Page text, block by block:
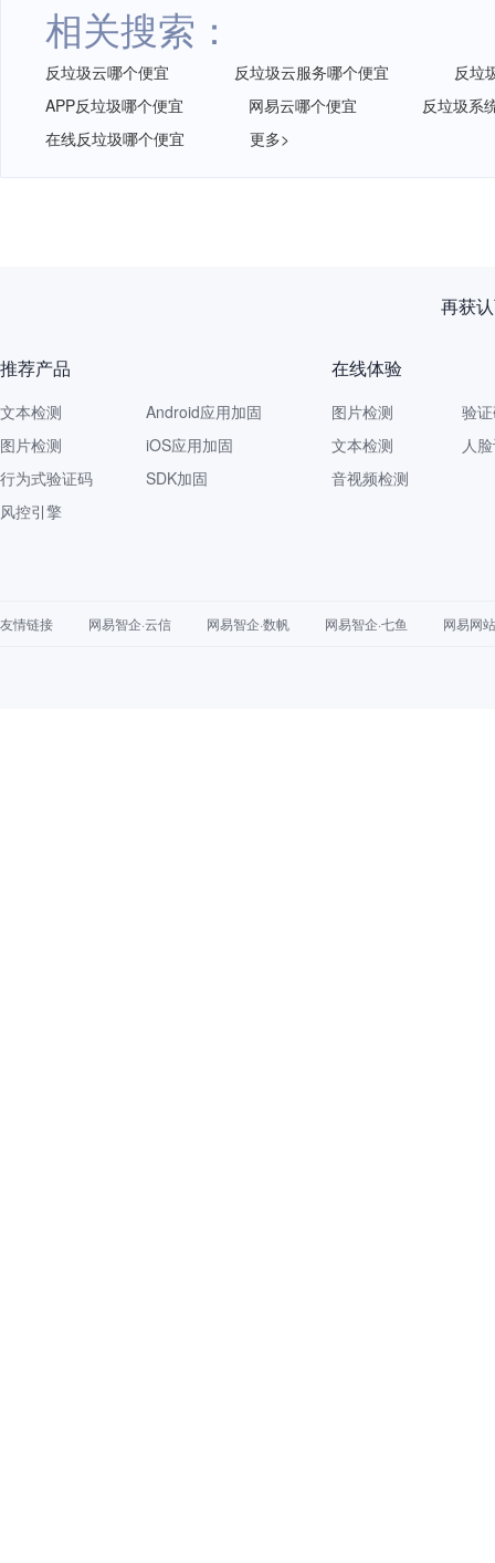
相关搜索：
反垃圾云哪个便宜 反垃圾云服务哪个便宜
反垃
APP反垃圾哪个便宜
网易云哪个便宜
反垃圾系
在线反垃圾哪个便宜
更多>
再获
推荐产品
文本检测
图片检测
行为式验证码
风控引擎
Android应用加固
iOS应用加固
SDK加固
在线体验
图片检测
文本检测
音视频检测
验
人
友情链接 网易智企·云信 网易智企·数帆 网易智企·七鱼 网易网